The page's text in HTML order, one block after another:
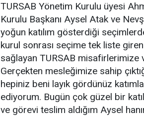
TURSAB Yönetim Kurulu üyesi
Kurulu Başkanı Aysel Atak ve
yoğun katılım gösterdiği
kurul sonrası seçime tek liste giren
sağlayan TURSAB misafirlerimize
Gerçekten mesleğimize sahip
hepiniz beni layık gördünüz
ediyorum. Bugün çok güzel bir
ve görevi teslim aldığım Aysel